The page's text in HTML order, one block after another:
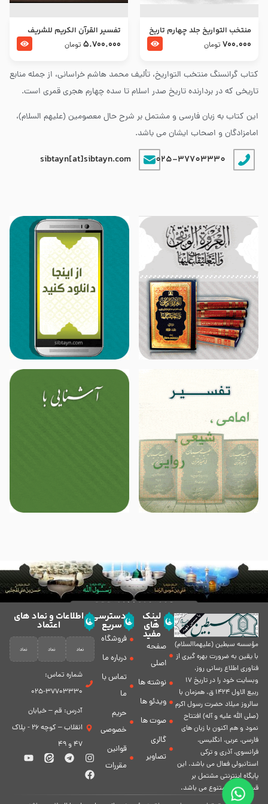
کتاب گرانسنگ منتخب التواريخ، تألیف محمد هاشم خراسانی، از جمله منابع
تاریخی که در بردارنده تاریخ صدر اسلام تا سده چهارم هجری قمری است.
این کتاب به زبان فارسی و مشتمل بر شرح حال معصومین (علیهم السلام)،
امامزادگان و اصحاب ایشان می باشد.
025-37703330
sibtayn[at]sibtayn.com
منتخب التواریخ جلد چهارم تاریخ
امام زین العابدین و امام محمد
700.000 تومان
تفسير القرآن الكريم للشريف
المرتضي قدس سرّه
5.700.000 تومان
مؤسسه سبطين (عليهماالسلام)
با يقين به ضرورت بهره گیرى از
فناورى اطلاع رسانى روز،
وبسایت خود را در تاريخ 17
ربيع الاول 1424 ق. همزمان با
سالروز ميلاد حضرت رسول اكرم
(صلی الله علیه و آله) افتتاح
نمود و هم اكنون با زبان های
فارسی، عربى، انگلیسی،
فرانسوی، آذری و ترکی
استانبولی فعال مى باشد. اين
پايگاه اينترنتى مشتمل بر
قسمت هاى متنوع مى باشد.
لینک
های
مفید
صفحه
اصلی
نوشته ها
ویدئو ها
صوت ها
گالری
تصاویر
دسترسی
سریع
فروشگاه
درباره ما
تماس با
ما
حریم
خصوصی
قوانین
مقررات
اطلاعات و نماد های
اعتماد
شماره تماس:
37703330-025
آدرس: قم – خیابان
انقلاب – کوچه 26 - پلاک
47 و 49